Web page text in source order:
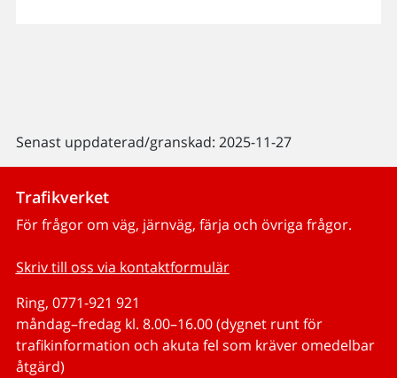
Senast uppdaterad/granskad: 2025-11-27
Trafikverket
För frågor om väg, järnväg, färja och övriga frågor.
Skriv till oss via kontaktformulär
Ring, 0771-921 921
måndag–fredag kl. 8.00–16.00 (dygnet runt för
trafikinformation och akuta fel som kräver omedelbar
åtgärd)